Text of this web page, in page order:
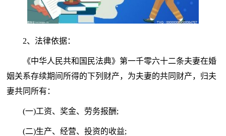
2、法律依据：
《中华人民共和国民法典》第一千零六十二条夫妻在婚
姻关系存续期间所得的下列财产，为夫妻的共同财产，归夫
妻共同所有：
(一)工资、奖金、劳务报酬;
(二)生产、经营、投资的收益;